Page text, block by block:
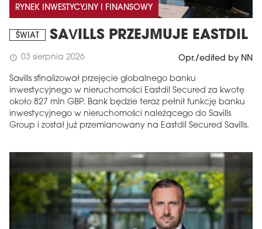
RYNEK INWESTYCYJNY I FINANSOWY
ŚWIAT SAVILLS PRZEJMUJE EASTDIL
schedule 03 sierpnia 2026 Opr./edited by NN
Savills sfinalizował przejęcie globalnego banku
inwestycyjnego w nieruchomości Eastdil Secured za kwotę
około 827 mln GBP. Bank będzie teraz pełnił funkcję banku
inwestycyjnego w nieruchomości należącego do Savills
Group i został już przemianowany na Eastdil Secured Savills.